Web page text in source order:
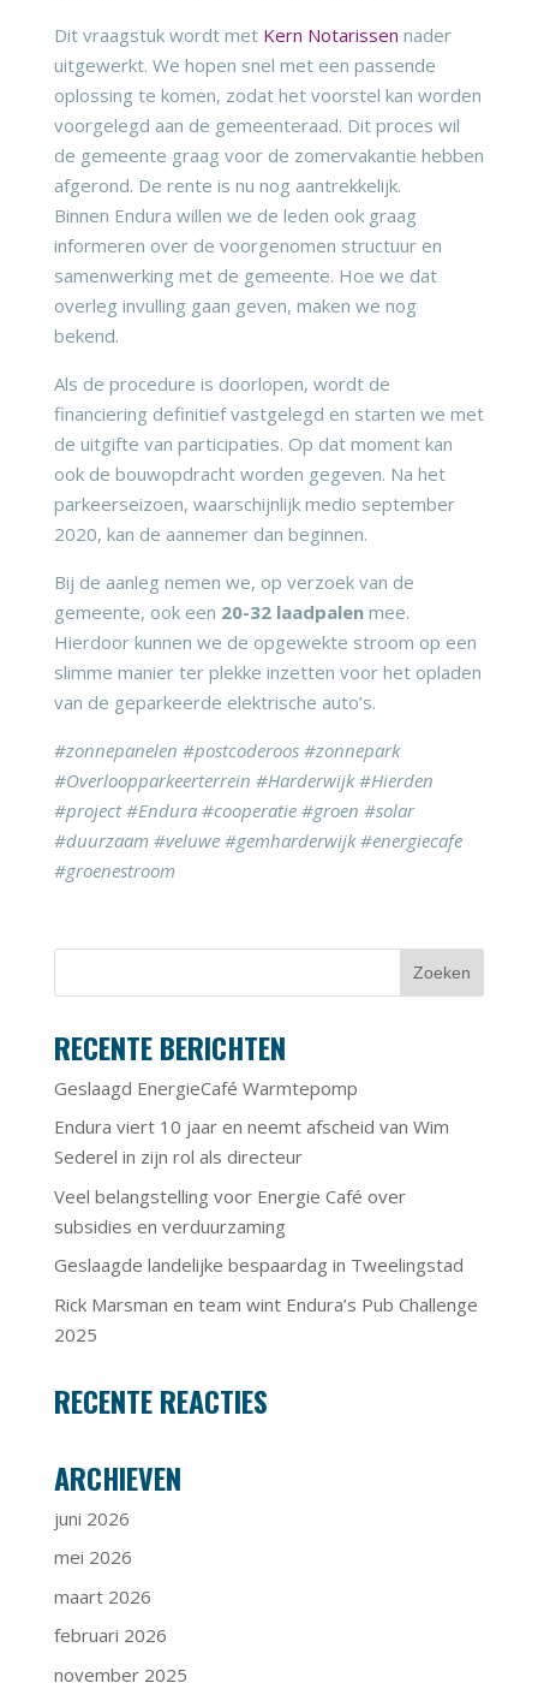
Dit vraagstuk wordt met Kern Notarissen nader
uitgewerkt. We hopen snel met een passende
oplossing te komen, zodat het voorstel kan worden
voorgelegd aan de gemeenteraad. Dit proces wil
de gemeente graag voor de zomervakantie hebben
afgerond. De rente is nu nog aantrekkelijk.
Binnen Endura willen we de leden ook graag
informeren over de voorgenomen structuur en
samenwerking met de gemeente. Hoe we dat
overleg invulling gaan geven, maken we nog
bekend.
Als de procedure is doorlopen, wordt de
financiering definitief vastgelegd en starten we met
de uitgifte van participaties. Op dat moment kan
ook de bouwopdracht worden gegeven. Na het
parkeerseizoen, waarschijnlijk medio september
2020, kan de aannemer dan beginnen.
Bij de aanleg nemen we, op verzoek van de
gemeente, ook een 20-32 laadpalenmee.
Hierdoor kunnen we de opgewekte stroom op een
slimme manier ter plekke inzetten voor het opladen
van de geparkeerde elektrische auto’s.
#zonnepanelen #postcoderoos #zonnepark
#Overloopparkeerterrein #Harderwijk #Hierden
#project #Endura #cooperatie #groen #solar
#duurzaam #veluwe #gemharderwijk #energiecafe
#groenestroom
RECENTE BERICHTEN
Geslaagd EnergieCafé Warmtepomp
Endura viert 10 jaar en neemt afscheid van Wim
Sederel in zijn rol als directeur
Veel belangstelling voor Energie Café over
subsidies en verduurzaming
Geslaagde landelijke bespaardag in Tweelingstad
Rick Marsman en team wint Endura’s Pub Challenge
2025
RECENTE REACTIES
ARCHIEVEN
juni 2026
mei 2026
maart 2026
februari 2026
november 2025